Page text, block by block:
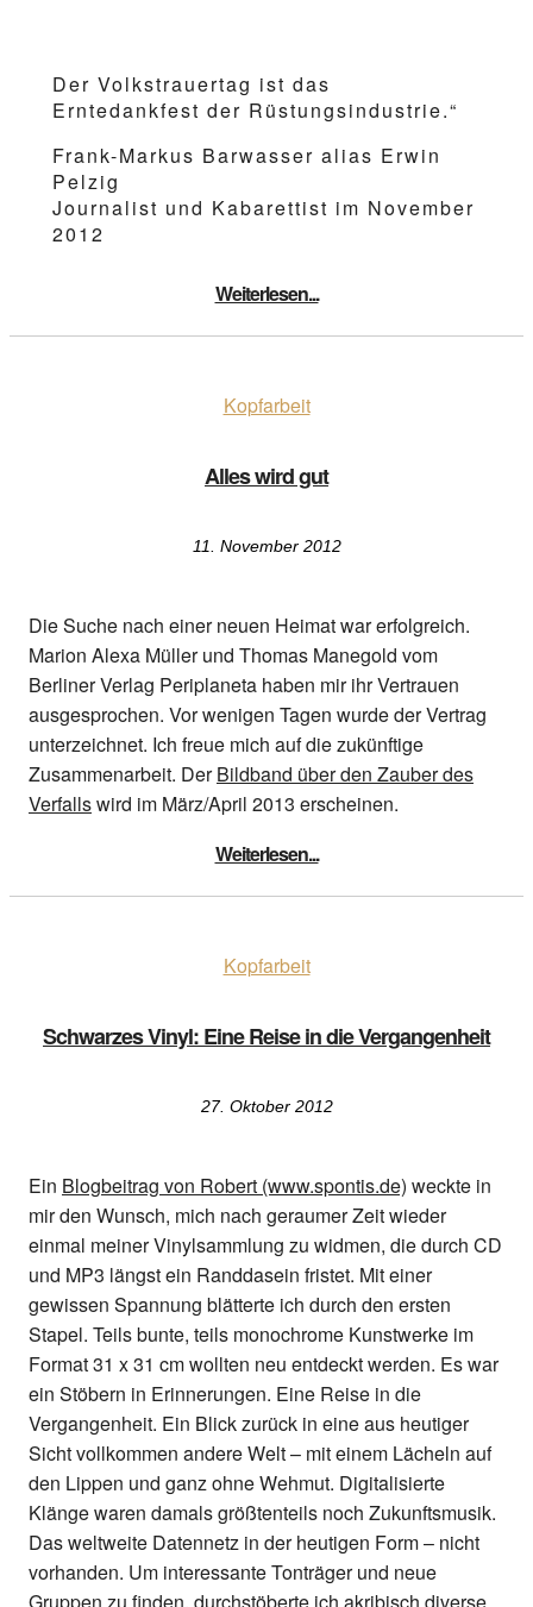
Der Volkstrauertag ist das
Erntedankfest der Rüstungsindustrie.“
Frank-Markus Barwasser alias Erwin
Pelzig
Journalist und Kabarettist im November
2012
Weiterlesen...
Kopfarbeit
Alles wird gut
11. November 2012
Die Suche nach einer neuen Heimat war erfolgreich.
Marion Alexa Müller und Thomas Manegold vom
Berliner Verlag Periplaneta haben mir ihr Vertrauen
ausgesprochen. Vor wenigen Tagen wurde der Vertrag
unterzeichnet. Ich freue mich auf die zukünftige
Zusammenarbeit. DerBildband über den Zauber des
Verfallswird im März/April 2013 erscheinen.
Weiterlesen...
Kopfarbeit
Schwarzes Vinyl: Eine Reise in die Vergangenheit
27. Oktober 2012
Ein Blogbeitrag von Robert (www.spontis.de) weckte in
mir den Wunsch, mich nach geraumer Zeit wieder
einmal meiner Vinylsammlung zu widmen, die durch CD
und MP3 längst ein Randdasein fristet. Mit einer
gewissen Spannung blätterte ich durch den ersten
Stapel. Teils bunte, teils monochrome Kunstwerke im
Format 31 x 31 cm wollten neu entdeckt werden. Es war
ein Stöbern in Erinnerungen. Eine Reise in die
Vergangenheit. Ein Blick zurück in eine aus heutiger
Sicht vollkommen andere Welt – mit einem Lächeln auf
den Lippen und ganz ohne Wehmut. Digitalisierte
Klänge waren damals größtenteils noch Zukunftsmusik.
Das weltweite Datennetz in der heutigen Form – nicht
vorhanden. Um interessante Tonträger und neue